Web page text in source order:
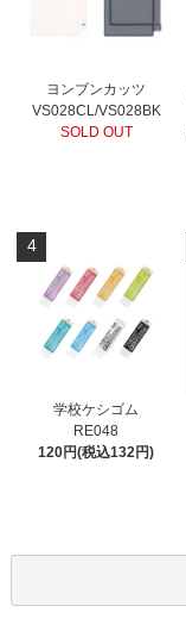
ヨンブンカッツ
VS028CL/VS028BK
SOLD OUT
4
学校ケシゴム
RE048
120円(税込132円)